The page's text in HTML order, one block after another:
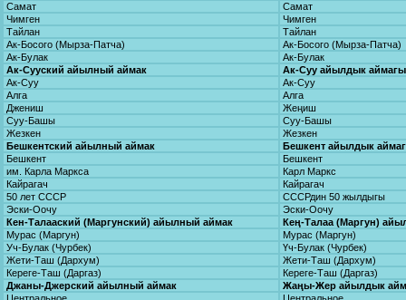
Самат
Самат
Чимген
Чимген
Тайлан
Тайлан
Ак-Босого (Мырза-Патча)
Ак-Босого (Мырза-Патча)
Ак-Булак
Ак-Булак
Ак-Сууский айылный аймак
Ак-Суу айылдык аймагы
Ак-Суу
Ак-Суу
Алга
Алга
Джениш
Жеңиш
Суу-Башы
Суу-Башы
Жезкен
Жезкен
Бешкентский айылный аймак
Бешкент айылдык
Бешкент
Бешкент
им. Карла Маркса
Карл Маркс
Кайрагач
Кайрагач
50 лет СССР
СССРдин 50 жылдыгы
Эски-Оочу
Эски-Оочу
Кен-Талааский (Маргунский) айылный аймак
Кең-Талаа (Маргун)
Мурас (Маргун)
Мурас (Маргун)
Уч-Булак (Чурбек)
Үч-Булак (Чурбек)
Жети-Таш (Дархум)
Жети-Таш (Дархум)
Кереге-Таш (Даргаз)
Кереге-Таш (Даргаз)
Джаны-Джерский айылный аймак
Жаңы-Жер айылдык